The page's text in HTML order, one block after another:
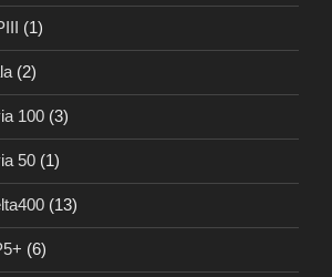
(1)
(2)
100 (3)
50 (1)
(13)
(6)